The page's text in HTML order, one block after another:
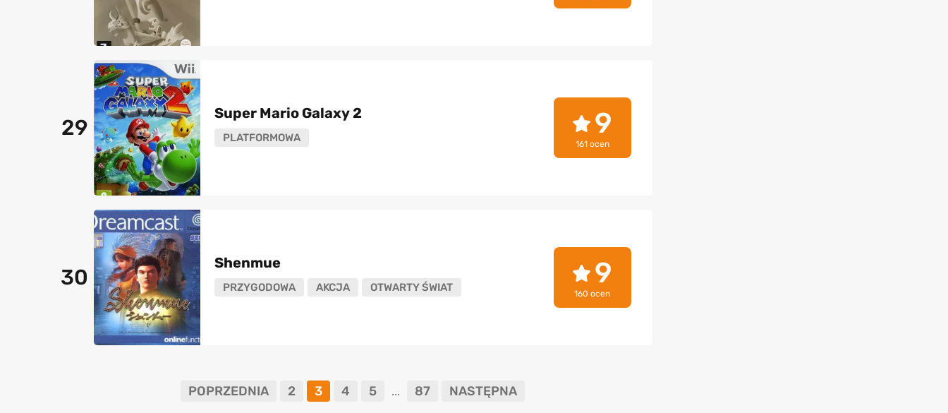
29
Super Mario Galaxy 2
PLATFORMOWA 9
161 ocen
30
Shenmue
PRZYGODOWA AKCJA OTWARTY ŚWIAT 9
160 ocen
POPRZEDNIA 2 3 4 5 ... 87 NASTĘPNA